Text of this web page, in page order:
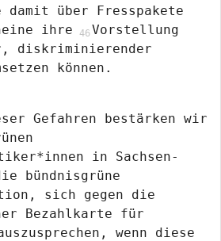
über Fresspakete
ihre
Vorstellung
diskriminierender
können.
Gefahren bestärken wir
in Sachsen-
bündnisgrüne
sich gegen die
Bezahlkarte für
wenn diese